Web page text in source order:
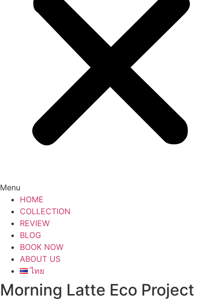
Menu
HOME
COLLECTION
REVIEW
BLOG
BOOK NOW
ABOUT US
ไทย
Morning Latte Eco Project